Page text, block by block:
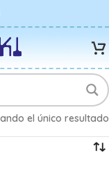
el único resultado